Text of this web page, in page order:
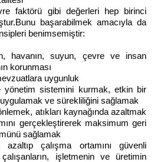
faktörü gibi değerleri hep birinci
başarabilmek amacıyla da
benimsemiştir:
havanın, suyun, çevre ve insan
korunması
uygunluk
yönetim sistemini kurmak, etkin bir
ve sürekliliğini sağlamak
atıkları kaynağında azaltmak
gerçekleştirerek maksimum geri
sağlamak
azaltıp çalışma ortamını güvenli
çalışanların, işletmenin ve üretimin